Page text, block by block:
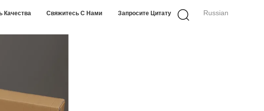
Russian
Качества Свяжитесь С Нами Запросите Цитату